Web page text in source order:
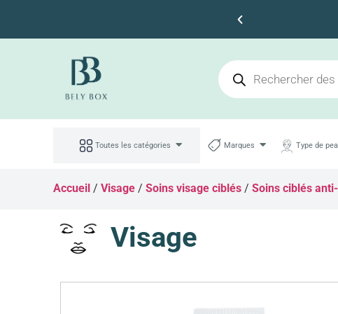
Toutes les catégories Marques Type de
Accueil /Visage /Soins visage ciblés /Soins ciblés
Visage